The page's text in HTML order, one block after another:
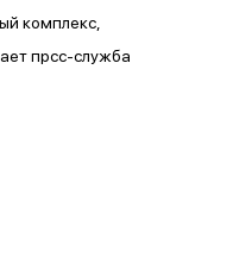
комплекс,
прсс-служба